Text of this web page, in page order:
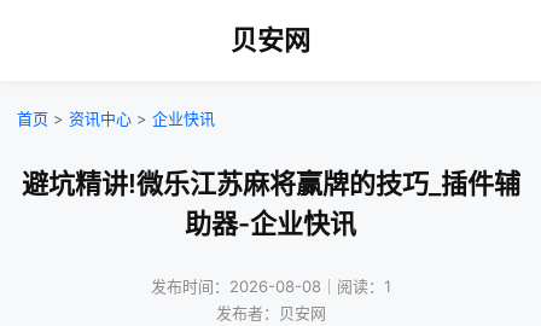
贝安网
首页 > 资讯中心 > 企业快讯
避坑精讲!微乐江苏麻将赢牌的技巧_插件辅
助器-企业快讯
发布时间：2026-08-08｜阅读：1
发布者：贝安网